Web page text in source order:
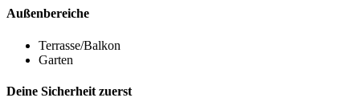
Außenbereiche
Terrasse/Balkon
Garten
Deine Sicherheit zuerst